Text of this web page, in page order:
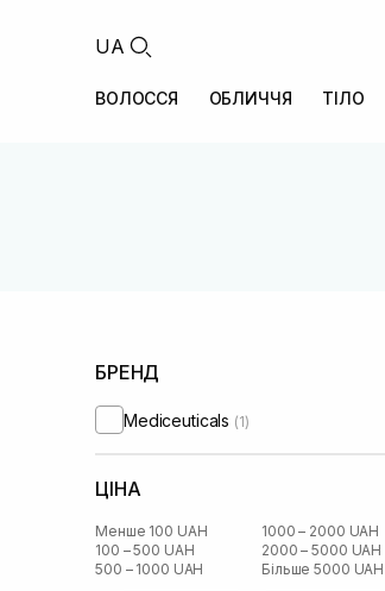
UA
ВОЛОССЯ ОБЛИЧЧЯ ТІЛО
БРЕНД
Mediceuticals (1)
ЦІНА
Менше 100 UAH
100 – 500 UAH
500 – 1000 UAH
1000 – 2000 UAH
2000 – 5000 UAH
Більше 5000 UAH